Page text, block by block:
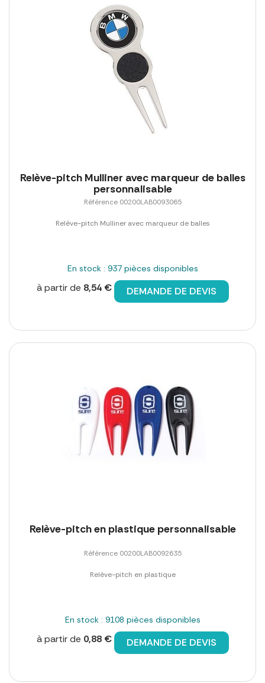
Relève-pitch Mulliner avec marqueur de balles
personnalisable
Référence 00200LAB0093065
Relève-pitch Mulliner avec marqueur de balles
En stock : 937 pièces disponibles
à partir de 8,54 € DEMANDE DE DEVIS
Relève-pitch en plastique personnalisable
Référence 00200LAB0092635
Relève-pitch en plastique
En stock : 9108 pièces disponibles
à partir de 0,88 € DEMANDE DE DEVIS